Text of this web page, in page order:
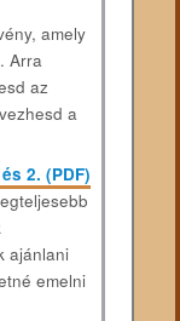
amely
Arra
az
a
2. (PDF)
ajánlani
emelni